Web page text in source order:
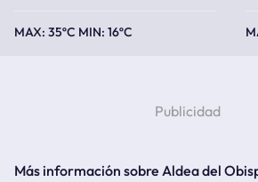
35ºC 16ºC
Más información sobre Aldea del